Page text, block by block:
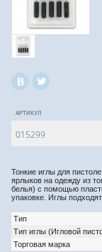
АРТИКУЛ
015299
Тонкие иглы для
ярлыков на одежду из
белья) с помощью
упаковке. Иглы
Тип
Тип иглы (Игловой
Торговая марка